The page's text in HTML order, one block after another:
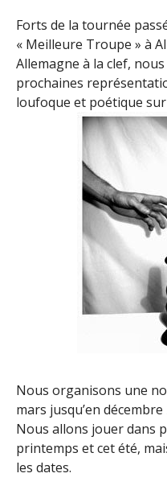
Forts de la tournée
« Meilleure Troupe » à
Allemagne à la clef,
prochaines
loufoque et poétique sur
Nous organisons une
mars jusqu’en décembre
Nous allons jouer dans
printemps et cet été,
les dates.